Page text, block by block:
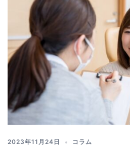
2023年11月24日 コラム